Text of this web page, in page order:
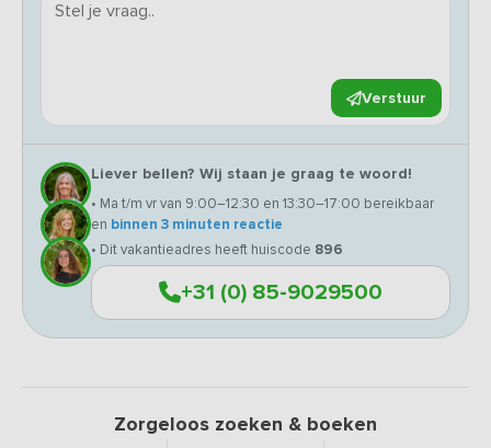
Verstuur
Liever bellen? Wij staan je graag te woord!
• Ma t/m vr van 9:00–12:30 en 13:30–17:00 bereikbaar
en binnen 3 minuten reactie
• Dit vakantieadres heeft huiscode 896
+31 (0) 85-9029500
Zorgeloos zoeken & boeken